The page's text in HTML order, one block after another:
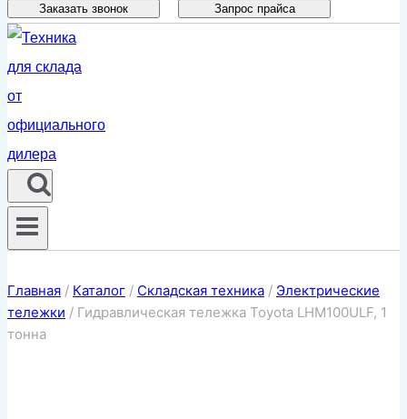
Заказать звонок Запрос прайса
Главная / Каталог / Складская техника / Электрические
тележки / Гидравлическая тележка Toyota LHM100ULF, 1
тонна